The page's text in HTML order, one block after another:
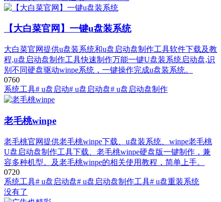
【大白菜官网】一键u盘装系统
大白菜官网提供u盘装系统和u盘启动盘制作工具软件下载及教
程,u盘启动盘制作工具快速制作万能一键U盘装系统启动盘,识
别不同硬盘驱动winpe系统，一键操作完成u盘装系统。
0760
系统工具# u盘启动# u盘启动盘# u盘启动盘制作
老毛桃winpe
老毛桃官网提供老毛桃winpe下载、u盘装系统、winpe老毛桃
U盘启动盘制作工具下载、老毛桃winpe硬盘版一键制作，兼
容多种机型。及老毛桃winpe的相关使用教程，简单上手。
0720
系统工具# u盘启动盘# u盘启动盘制作工具# u盘重装系统
没有了